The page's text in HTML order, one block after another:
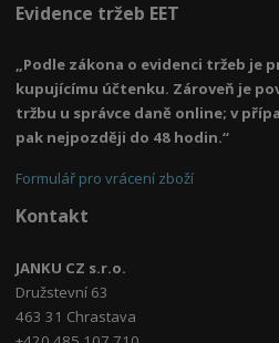
Evidence tržeb EET
„Podle zákona o evidenci tržeb je
kupujícímu účtenku. Zároveň je
tržbu u správce daně online; v
pak nejpozději do 48 hodin.“
Formulář pro vrácení zboží
Kontakt
JANKU CZ s.r.o.
Družstevní 63
463 31 Chrastava